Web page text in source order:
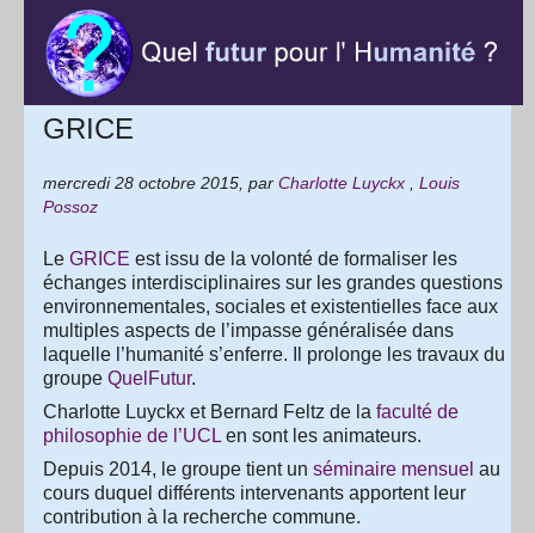
GRICE
mercredi 28 octobre 2015, par Charlotte Luyckx , Louis
Possoz
Le GRICE est issu de la volonté de formaliser les
échanges interdisciplinaires sur les grandes questions
environnementales, sociales et existentielles face aux
multiples aspects de l’impasse généralisée dans
laquelle l’humanité s’enferre. Il prolonge les travaux du
groupe QuelFutur.
Charlotte Luyckx et Bernard Feltz de la faculté de
philosophie de l’UCLen sont les animateurs.
Depuis 2014, le groupe tient un séminaire mensuel au
cours duquel différents intervenants apportent leur
contribution à la recherche commune.